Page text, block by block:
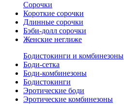
Сорочки
Короткие сорочки
Длинные сорочки
Бэби-долл сорочки
Женские неглиже
Бодистокинги и комбинезоны
Боди-сетка
Боди-комбинезоны
Бодистокинги
Эротические боди
Эротические комбинезоны